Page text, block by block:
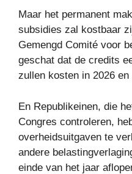
Maar het permanent
subsidies zal kostbaar
Gemengd Comité voor
geschat dat de credits
zullen kosten in 2026
En Republikeinen, die
Congres controleren,
overheidsuitgaven te
andere
einde van het jaar